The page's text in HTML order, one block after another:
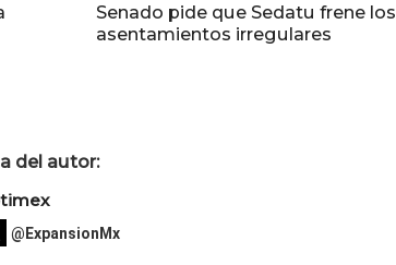
Senado pide que Sedatu frene los
asentamientos irregulares
del autor:
@ExpansionMx